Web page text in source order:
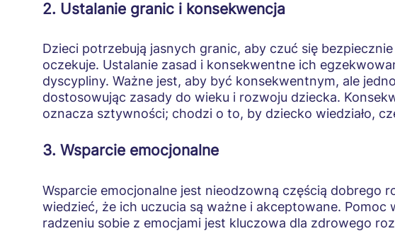
2. Ustalanie granic i konsekwencja
Dzieci potrzebują jasnych granic, aby czuć się
oczekuje. Ustalanie zasad i konsekwentne ich
dyscypliny. Ważne jest, aby być konsekwentnym, ale
dostosowując zasady do wieku i rozwoju dziecka.
oznacza sztywności; chodzi o to, by dziecko wiedziało,
3. Wsparcie emocjonalne
Wsparcie emocjonalne jest nieodzowną częścią dobrego
wiedzieć, że ich uczucia są ważne i akceptowane.
radzeniu sobie z emocjami jest kluczowa dla zdrowego